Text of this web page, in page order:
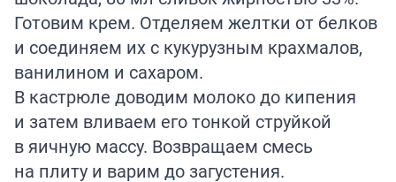
Готовим крем. Отделяем желтки от белков
и соединяем их с кукурузным крахмалов,
ванилином и сахаром.
В кастрюле доводим молоко до кипения
и затем вливаем его тонкой струйкой
в яичную массу. Возвращаем смесь
на плиту и варим до загустения.